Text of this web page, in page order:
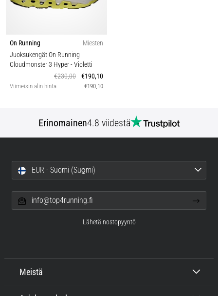
On Running
Miesten
Juoksukengät On Running
Cloudmonster 3 Hyper- Violetti
€230,00
€190,10
Viimeisin alin hinta €190,10
Erinomainen4.8 viidestä
Meistä
EUR - Suomi (Suo̯mi)
info@top4running.fi
Lähetä nostopyyntö